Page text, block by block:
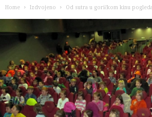
Home Izdvojeno Od sutra u goričkom kinu